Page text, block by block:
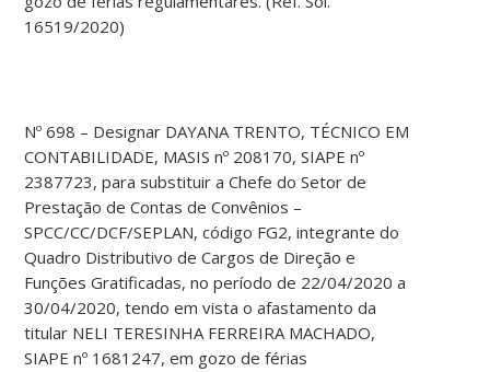
16519/2020)
Nº 698 – Designar DAYANA TRENTO, TÉCNICO EM
CONTABILIDADE, MASIS nº 208170, SIAPE nº
2387723, para substituir a Chefe do Setor de
Prestação de Contas de Convênios –
SPCC/CC/DCF/SEPLAN, código FG2, integrante do
Quadro Distributivo de Cargos de Direção e
Funções Gratificadas, no período de 22/04/2020 a
30/04/2020, tendo em vista o afastamento da
titular NELI TERESINHA FERREIRA MACHADO,
SIAPE nº 1681247, em gozo de férias